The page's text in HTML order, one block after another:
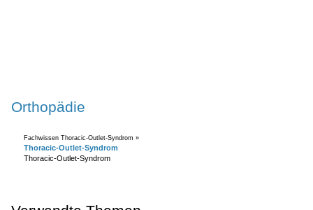
Orthopädie
Fachwissen Thoracic-Outlet-Syndrom »
Thoracic-Outlet-Syndrom
Thoracic-Outlet-Syndrom